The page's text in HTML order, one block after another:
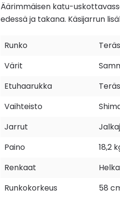
Äärimmäisen katu-
edessä ja takana. Käsijarrun
Runko
Teräs
Värit
Etuhaarukka
Teräs
Vaihteisto
Jarrut
Paino
18,2
Renkaat
Runkokorkeus
58